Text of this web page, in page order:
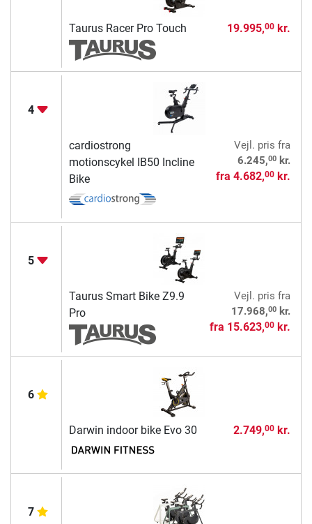
Taurus Racer Pro Touch 19.995,00kr.
4
cardiostrong
motionscykel IB50 Incline
Bike
Vejl. pris fra
6.245,00kr.
fra 4.682,00kr.
5
Taurus Smart Bike Z9.9
Pro
Vejl. pris fra
17.968,00kr.
fra 15.623,00kr.
6
Darwin indoor bike Evo 30 2.749,00kr.
7